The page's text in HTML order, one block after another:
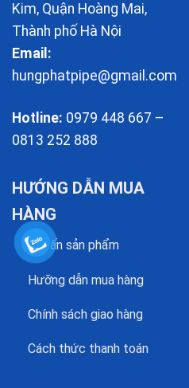
Kim, Quận Hoàng Mai,
Thành phố Hà Nội
Email:
hungphatpipe@gmail.com
Hotline: 0979 448 667 –
0813 252 888
HƯỚNG DẪN MUA
HÀNG
Tư vấn sản phẩm
Hưỡng dẫn mua hàng
Chính sách giao hàng
Cách thức thanh toán